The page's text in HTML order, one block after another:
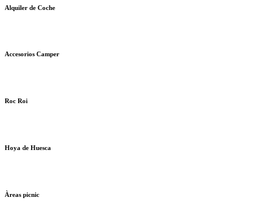
Alquiler de Coche
Accesorios Camper
Roc Roi
Hoya de Huesca
Àreas picnic